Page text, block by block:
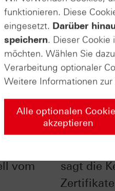
-
vom
Delta bei
sagt die
funktionieren. Diese
eingesetzt. Darüber
speichern. Dieser Cookie
möchten. Wählen Sie
Verarbeitung optionaler
Weitere Informationen
Alle optionalen
akzeptieren